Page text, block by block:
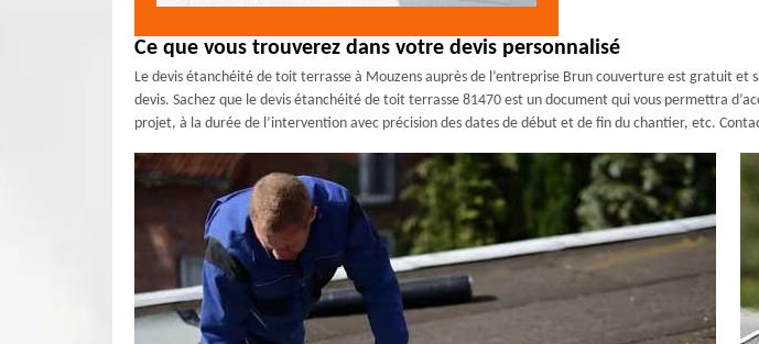
Ce que vous trouverez dans votre devis personnalisé
Le devis étanchéité de toit terrasse à Mouzens auprès de l’entreprise Brun couverture est gratuit
devis. Sachez que le devis étanchéité de toit terrasse 81470 est un document qui vous permettra
projet, à la durée de l’intervention avec précision des dates de début et de fin du chantier, etc.